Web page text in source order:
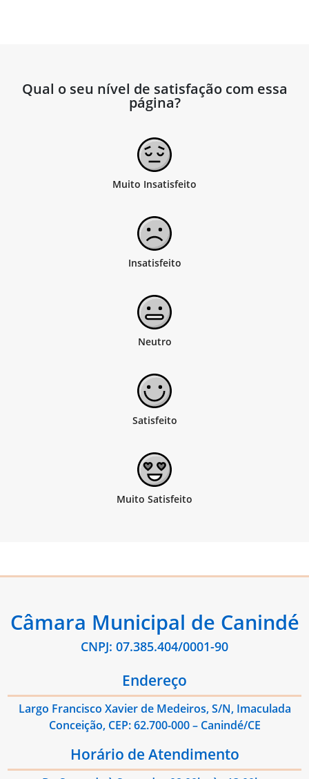
Qual o seu nível de satisfação com essa
página?
Câmara Municipal de Canindé
CNPJ: 07.385.404/0001-90
Endereço
Largo Francisco Xavier de Medeiros, S/N, Imaculada
Conceição, CEP: 62.700-000 – Canindé/CE
Horário de Atendimento